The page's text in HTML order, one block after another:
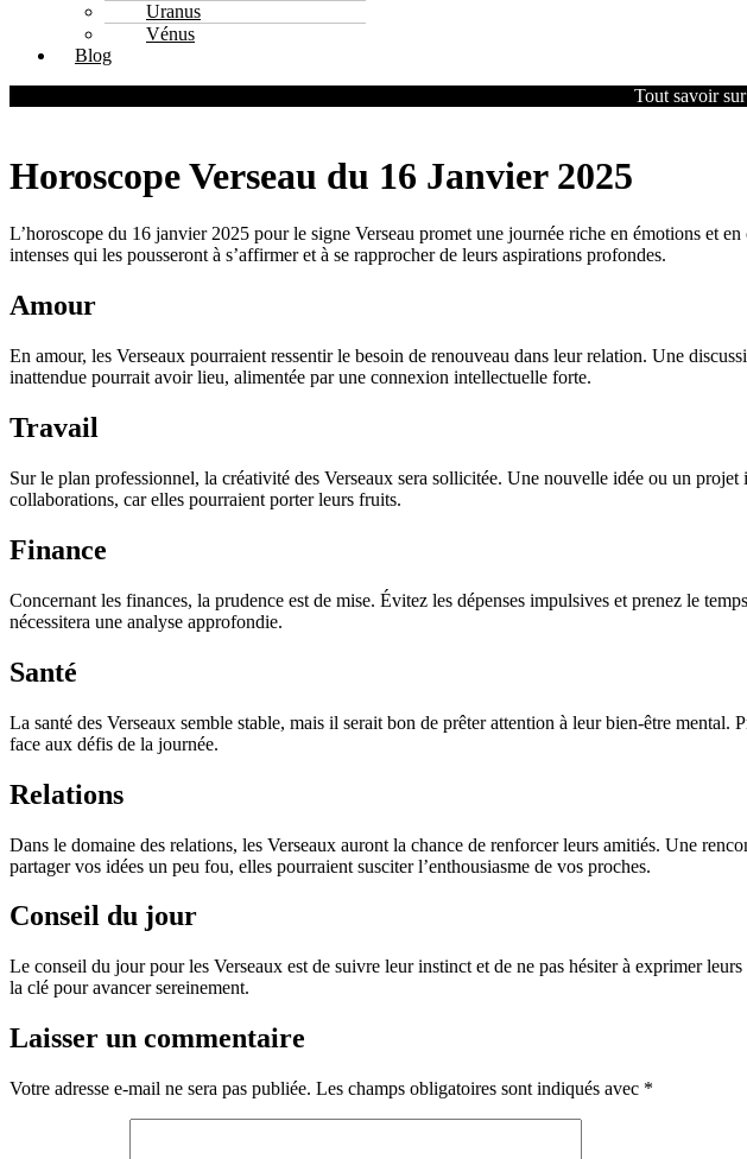
Uranus
Vénus
Blog
Tout savoir
Horoscope Verseau du 16 Janvier 2025
L’horoscope du 16 janvier 2025 pour le signe Verseau promet une journée riche en émotions et
intenses qui les pousseront à s’affirmer et à se rapprocher de leurs aspirations profondes.
Amour
En amour, les Verseaux pourraient ressentir le besoin de renouveau dans leur relation. Une
inattendue pourrait avoir lieu, alimentée par une connexion intellectuelle forte.
Travail
Sur le plan professionnel, la créativité des Verseaux sera sollicitée. Une nouvelle idée ou un
collaborations, car elles pourraient porter leurs fruits.
Finance
Concernant les finances, la prudence est de mise. Évitez les dépenses impulsives et prenez le
nécessitera une analyse approfondie.
Santé
La santé des Verseaux semble stable, mais il serait bon de prêter attention à leur bien-être
face aux défis de la journée.
Relations
Dans le domaine des relations, les Verseaux auront la chance de renforcer leurs amitiés. Une
partager vos idées un peu fou, elles pourraient susciter l’enthousiasme de vos proches.
Conseil du jour
Le conseil du jour pour les Verseaux est de suivre leur instinct et de ne pas hésiter à exprimer
la clé pour avancer sereinement.
Laisser un commentaire
Votre adresse e-mail ne sera pas publiée. Les champs obligatoires sont indiqués avec *